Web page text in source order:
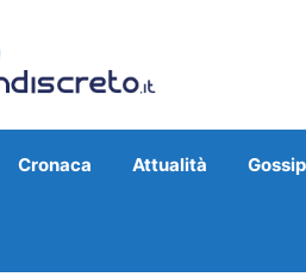
Cronaca Attualità Gossip